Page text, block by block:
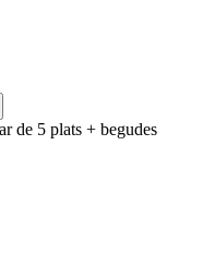
de 5 plats + begudes